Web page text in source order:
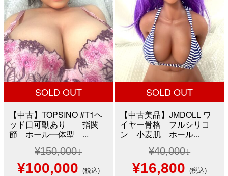
で
し
た。
¥100,000
で
す。
で
し
た。
で
す。
SOLD OUT
【中古】TOPSINO #T1ヘ
ッド口可動あり 指関
節 ホール一体型 ...
¥150,000
元
¥100,000現
(税込)
SOLD OUT
【中古美品】JMDOLL ワ
イヤー骨格 フルシリコ
ン 小麦肌 ホール...
¥40,000
元
¥16,800 現
(税込)